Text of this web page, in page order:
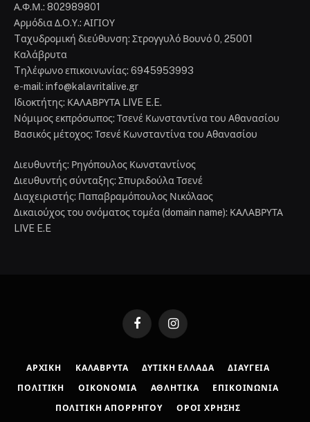
Α.Φ.Μ.: 802989801
Αρμόδια Δ.Ο.Υ.: ΑΙΓΙΟΥ
Tαχυδρομική διεύθυνση: Στρογγυλό Βουνό 0, 25001
Καλάβρυτα
Tηλέφωνο επικοινωνίας: 6945953993
e-mail: info@kalavritalive.gr
Iδιοκτήτης: ΚΑΛΑΒΡΥΤΑ LIVE E.E.
Νόμιμος εκπρόσωπος: Τσενέ Κωνσταντίνα του Αθανασίου
Βασικός μέτοχος: Τσενέ Κωνσταντίνα του Αθανασίου
Διευθυντής: Ρηγόπουλος Κωνσταντίνος
Διευθυντής σύνταξης: Σπυριδούλα Τσενέ
Διαχειριστής: Παπαβραμόπουλος Νικόλαος
Δικαιούχος του ονόματος τομέα (domain name): ΚΑΛΑΒΡΥΤΑ
LIVE E.E
FacebookInstagram
ΑΡΧΙΚΉ ΚΑΛΆΒΡΥΤΑ ΔΥΤΙΚΉ ΕΛΛΆΔΑ ΔΙΑΎΓΕΙΑ
ΠΟΛΙΤΙΚΉ ΟΙΚΟΝΟΜΊΑ ΑΘΛΗΤΙΚΆ ΕΠΙΚΟΙΝΩΝΊΑ
ΠΟΛΙΤΙΚΉ ΑΠΟΡΡΉΤΟΥ ΌΡΟΙ ΧΡΉΣΗΣ